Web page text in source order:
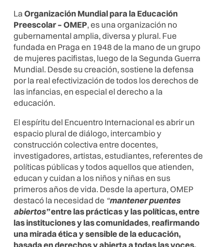
LaOrganización Mundial para la Educación
Preescolar – OMEP, es una organización no
gubernamental amplia, diversa y plural. Fue
fundada en Praga en 1948 de la mano de un grupo
de mujeres pacifistas, luego de la Segunda Guerra
Mundial. Desde su creación, sostiene la defensa
por la real efectivización de todos los derechos de
las infancias, en especial el derecho a la
educación.
El espíritu del Encuentro Internacional es abrir un
espacio plural de diálogo, intercambio y
construcción colectiva entre docentes,
investigadores, artistas, estudiantes, referentes de
políticas públicas y todos aquellos que atienden,
educan y cuidan a los niños y niñas en sus
primeros años de vida. Desde la apertura, OMEP
destacó la necesidad de “mantener puentes
abiertos”entre lasprácticas y las políticas,entre
las instituciones y las comunidades, reafirmando
una mirada ética y sensible de la educación,
basada en derechos y abierta a todas las voces.